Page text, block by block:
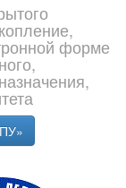
форме